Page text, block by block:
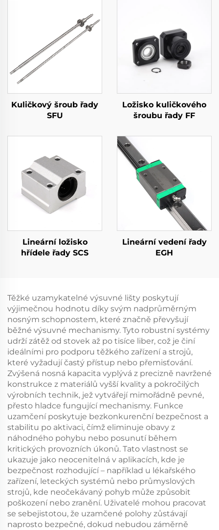
Kuličkový šroub řady
SFU
Ložisko kuličkového
šroubu řady FF
Lineární ložisko
hřídele řady SCS
Lineární vedení řady
EGH
Těžké uzamykatelné výsuvné lišty poskytují
výjimečnou hodnotu díky svým nadprůměrným
nosným schopnostem, které značně převyšují
běžné výsuvné mechanismy. Tyto robustní systémy
udrží zátěž od stovek až po tisíce liber, což je činí
ideálními pro podporu těžkého zařízení a strojů,
které vyžadují častý přístup nebo přemisťování.
Zvýšená nosná kapacita vyplývá z precizně navržené
konstrukce z materiálů vyšší kvality a pokročilých
výrobních technik, jež vytvářejí mimořádně pevné,
přesto hladce fungující mechanismy. Funkce
uzamčení poskytuje bezkonkurenční bezpečnost a
stabilitu po aktivaci, čímž eliminuje obavy z
náhodného pohybu nebo posunutí během
kritických provozních úkonů. Tato vlastnost se
ukazuje jako neocenitelná v aplikacích, kde je
bezpečnost rozhodující – například u lékařského
zařízení, leteckých systémů nebo průmyslových
strojů, kde neočekávaný pohyb může způsobit
poškození nebo zranění. Uživatelé mohou pracovat
se sebejistotou, že uzamčené polohy zůstávají
naprosto bezpečné, dokud nebudou záměrně